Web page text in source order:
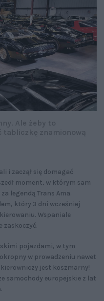
i zaczął się domagać
moment, w którym sam
legendą Trans Ama.
który 3 dni wcześniej
Wspaniale
zaskoczyć.
pojazdami, w tym
w prowadzeniu nawet
jest koszmarny!
samochody europejskie z lat